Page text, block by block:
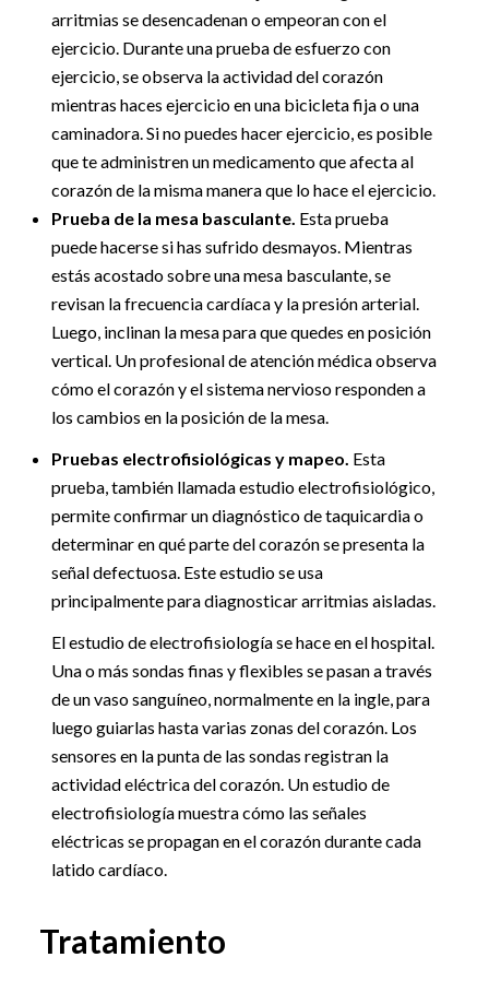
arritmias se desencadenan o empeoran con el
ejercicio. Durante una prueba de esfuerzo con
ejercicio, se observa la actividad del corazón
mientras haces ejercicio en una bicicleta fija o una
caminadora. Si no puedes hacer ejercicio, es posible
que te administren un medicamento que afecta al
corazón de la misma manera que lo hace el ejercicio.
Prueba de la mesa basculante. Esta prueba
puede hacerse si has sufrido desmayos. Mientras
estás acostado sobre una mesa basculante, se
revisan la frecuencia cardíaca y la presión arterial.
Luego, inclinan la mesa para que quedes en posición
vertical. Un profesional de atención médica observa
cómo el corazón y el sistema nervioso responden a
los cambios en la posición de la mesa.
Pruebas electrofisiológicas y mapeo. Esta
prueba, también llamada estudio electrofisiológico,
permite confirmar un diagnóstico de taquicardia o
determinar en qué parte del corazón se presenta la
señal defectuosa. Este estudio se usa
principalmente para diagnosticar arritmias aisladas.
El estudio de electrofisiología se hace en el hospital.
Una o más sondas finas y flexibles se pasan a través
de un vaso sanguíneo, normalmente en la ingle, para
luego guiarlas hasta varias zonas del corazón. Los
sensores en la punta de las sondas registran la
actividad eléctrica del corazón. Un estudio de
electrofisiología muestra cómo las señales
eléctricas se propagan en el corazón durante cada
latido cardíaco.
Tratamiento